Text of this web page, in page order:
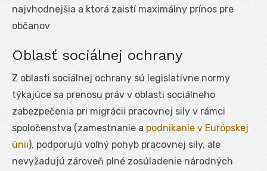
najvhodnejšia a ktorá zaistí maximálny prínos pre
občanov
Oblasť sociálnej ochrany
Z oblasti sociálnej ochrany sú legislatívne normy
týkajúce sa prenosu práv v oblasti sociálneho
zabezpečenia pri migrácii pracovnej sily v rámci
spoločenstva (zamestnanie a podnikanie v Európskej
únii), podporujú voľný pohyb pracovnej sily, ale
nevyžadujú zároveň plné zosúladenie národných